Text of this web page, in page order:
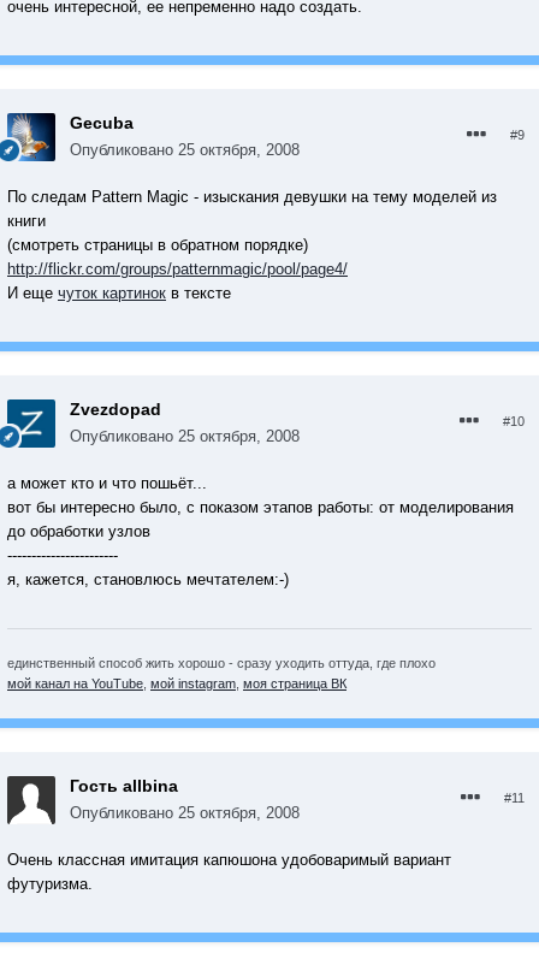
очень интересной, ее непременно надо создать.
Gecuba
Опубликовано 25 октября, 2008
#9
По следам Pattern Magic - изыскания девушки на тему моделей из
книги
(смотреть страницы в обратном порядке)
http://flickr.com/groups/patternmagic/pool/page4/
И еще чуток картинок в тексте
Zvezdopad
Опубликовано 25 октября, 2008
#10
а может кто и что пошьёт...
вот бы интересно было, с показом этапов работы: от моделирования
до обработки узлов
-----------------------
я, кажется, становлюсь мечтателем:-)
единственный способ жить хорошо - сразу уходить оттуда, где плохо
мой канал на YouTube мой instagram моя страница ВК
Гость allbina
Опубликовано 25 октября, 2008
#11
Очень классная имитация капюшона удобоваримый вариант
футуризма.